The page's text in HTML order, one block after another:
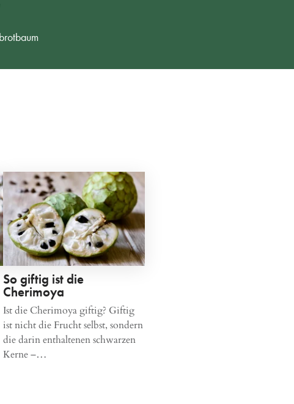
So giftig ist die
Cherimoya
Ist die Cherimoya giftig? Giftig
ist nicht die Frucht selbst, sondern
die darin enthaltenen schwarzen
Kerne –…